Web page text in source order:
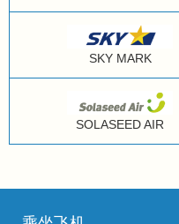
SKY MARK
SOLASEED AIR